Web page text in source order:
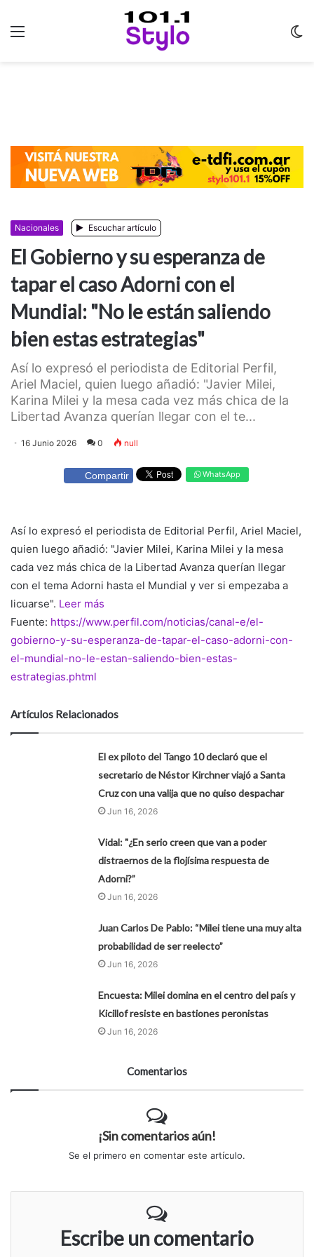
Nacionales Escuchar artículo
El Gobierno y su esperanza de
tapar el caso Adorni con el
Mundial: "No le están saliendo
bien estas estrategias"
Así lo expresó el periodista de Editorial Perfil,
Ariel Maciel, quien luego añadió: "Javier Milei,
Karina Milei y la mesa cada vez más chica de la
Libertad Avanza querían llegar con el te...
16 Junio 2026 0 null
Compartir WhatsApp
Así lo expresó el periodista de Editorial Perfil, Ariel Maciel,
quien luego añadió: "Javier Milei, Karina Milei y la mesa
cada vez más chica de la Libertad Avanza querían llegar
con el tema Adorni hasta el Mundial y ver si empezaba a
licuarse". Leer más
Fuente: https://www.perfil.com/noticias/canal-e/el-
gobierno-y-su-esperanza-de-tapar-el-caso-adorni-con-
el-mundial-no-le-estan-saliendo-bien-estas-
estrategias.phtml
Artículos Relacionados
El ex piloto del Tango 10 declaró que el
secretario de Néstor Kirchner viajó a Santa
Cruz con una valija que no quiso despachar
Jun 16, 2026
Vidal: "¿En serio creen que van a poder
distraernos de la flojísima respuesta de
Adorni?”
Jun 16, 2026
Juan Carlos De Pablo: “Milei tiene una muy alta
probabilidad de ser reelecto”
Jun 16, 2026
Encuesta: Milei domina en el centro del país y
Kicillof resiste en bastiones peronistas
Jun 16, 2026
Comentarios
¡Sin comentarios aún!
Se el primero en comentar este artículo.
Escribe un comentario